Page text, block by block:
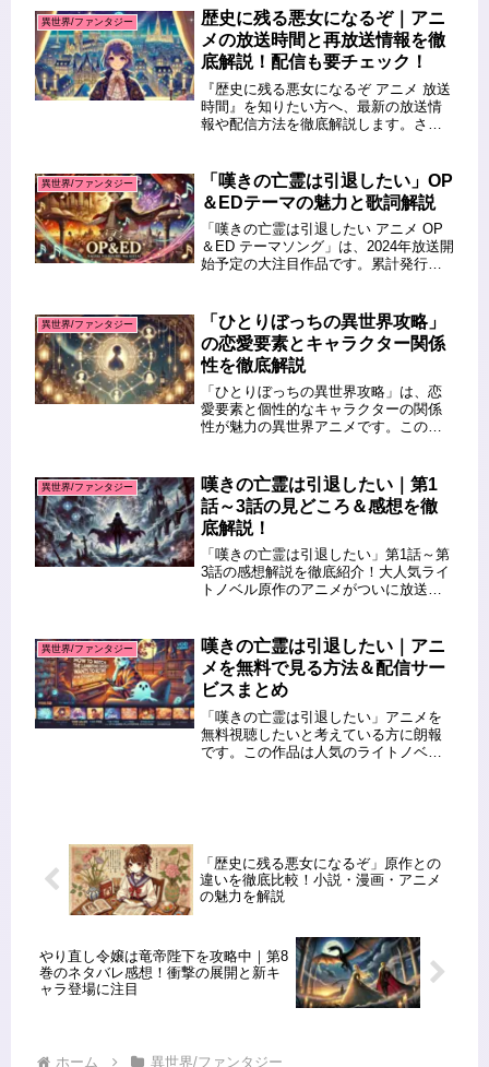
ろでしょう。この記事では、最終回の
結末、見どころ、そして今後の展開へ
の...
異世界/ファンタジー
歴史に残る悪女になるぞ｜アニ
メの放送時間と再放送情報を徹
底解説！配信も要チェック！
『歴史に残る悪女になるぞ アニメ 放送
時間』を知りたい方へ、最新の放送情
報や配信方法を徹底解説します。さら
を読めば、大人気アニメを見逃さずに
楽しむための情報がすべてわかりま...
異世界/ファンタジー
「嘆きの亡霊は引退したい」OP
＆EDテーマの魅力と歌詞解説
「嘆きの亡霊は引退したい アニメ OP
＆ED テーマソング」は、2024年放送開
始予定の大注目作品です。累計発行部
藤Tomorrow」、エンディングテーマは
P丸様。...
異世界/ファンタジー
「ひとりぼっちの異世界攻略」
の恋愛要素とキャラクター関係
性を徹底解説
「ひとりぼっちの異世界攻略」は、恋
愛要素と個性的なキャラクターの関係
性が魅力の異世界アニメです。この作
描かれており、恋愛が物語を彩る重要
なテーマとなっています。また、キャ
ラ...
異世界/ファンタジー
嘆きの亡霊は引退したい｜第1
話～3話の見どころ＆感想を徹
底解説！
「嘆きの亡霊は引退したい」第1話～第
3話の感想解説を徹底紹介！大人気ライ
トノベル原作のアニメがついに放送開
なキャラクターや、仲間たちとの冒険
が鮮やかに描かれています。この...
異世界/ファンタジー
嘆きの亡霊は引退したい｜アニ
メを無料で見る方法＆配信サー
ビスまとめ
「嘆きの亡霊は引退したい」アニメを
無料視聴したいと考えている方に朗報
です。この作品は人気のライトノベル
「歴史に残る悪女になるぞ」原作との
違いを徹底比較！小説・漫画・アニメ
の魅力を解説
やり直し令嬢は竜帝陛下を攻略中｜第8
巻のネタバレ感想！衝撃の展開と新キ
ャラ登場に注目
ホーム 異世界/ファンタジー